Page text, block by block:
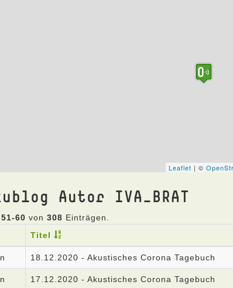
Autor IVA_BRAT
51-60 von 308 Einträgen.
Titel
18.12.2020 - Akustisches Corona Tagebuch
17.12.2020 - Akustisches Corona Tagebuch